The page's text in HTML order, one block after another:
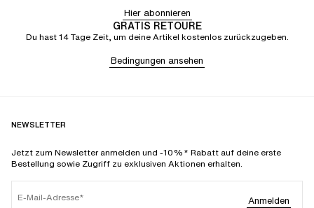
Hier abonnieren
GRATIS RETOURE
Du hast 14 Tage Zeit, um deine Artikel kostenlos zurückzugeben.
Bedingungen ansehen
NEWSLETTER
Jetzt zum Newsletter anmelden und -10%* Rabatt auf deine erste
Bestellung sowie Zugriff zu exklusiven Aktionen erhalten.
E-Mail-Adresse Anmelden